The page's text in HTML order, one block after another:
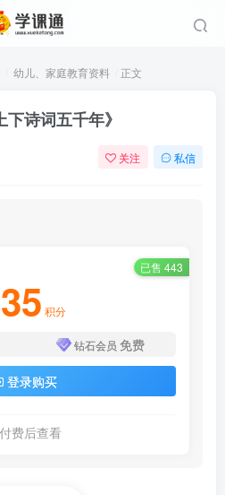
幼儿、家庭教育资料 正文
诗词五千年》
关注 私信
已售 443
35 积分
钻石会员 免费
登录购买
费后查看